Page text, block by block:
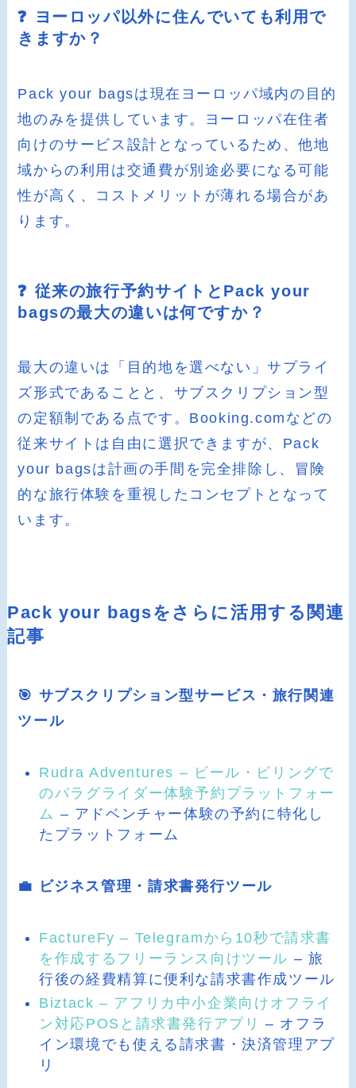
❓ ヨーロッパ以外に住んでいても利用で
きますか？
Pack your bagsは現在ヨーロッパ域内の目的
地のみを提供しています。ヨーロッパ在住者
向けのサービス設計となっているため、他地
域からの利用は交通費が別途必要になる可能
性が高く、コストメリットが薄れる場合があ
ります。
❓ 従来の旅行予約サイトとPack your
bagsの最大の違いは何ですか？
最大の違いは「目的地を選べない」サプライ
ズ形式であることと、サブスクリプション型
の定額制である点です。Booking.comなどの
従来サイトは自由に選択できますが、Pack
your bagsは計画の手間を完全排除し、冒険
的な旅行体験を重視したコンセプトとなって
います。
Pack your bagsをさらに活用する関連
記事
🎯 サブスクリプション型サービス・旅行関連
ツール
Rudra Adventures – ビール・ビリングで
のパラグライダー体験予約プラットフォー
ム – アドベンチャー体験の予約に特化し
たプラットフォーム
💼 ビジネス管理・請求書発行ツール
FactureFy – Telegramから10秒で請求書
を作成するフリーランス向けツール – 旅
行後の経費精算に便利な請求書作成ツール
Biztack – アフリカ中小企業向けオフライ
ン対応POSと請求書発行アプリ – オフラ
イン環境でも使える請求書・決済管理アプ
リ